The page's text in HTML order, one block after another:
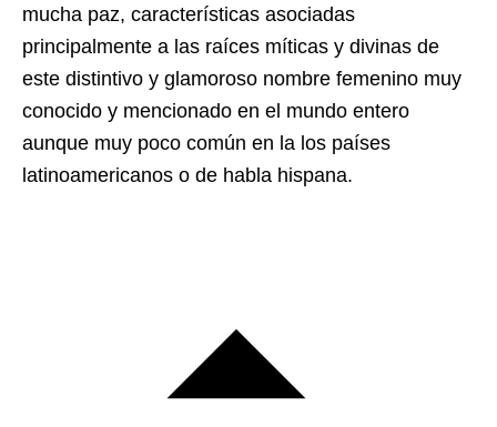
mucha paz, características asociadas
principalmente a las raíces míticas y divinas de
este distintivo y glamoroso nombre femenino muy
conocido y mencionado en el mundo entero
aunque muy poco común en la los países
latinoamericanos o de habla hispana.